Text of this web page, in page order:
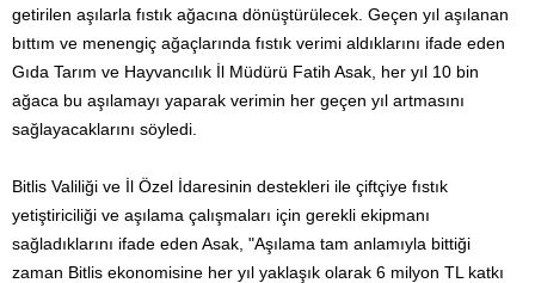
getirilen aşılarla fıstık ağacına dönüştürülecek. Geçen yıl aşılanan
bıttım ve menengiç ağaçlarında fıstık verimi aldıklarını ifade eden
Gıda Tarım ve Hayvancılık İl Müdürü Fatih Asak, her yıl 10 bin
ağaca bu aşılamayı yaparak verimin her geçen yıl artmasını
sağlayacaklarını söyledi.
Bitlis Valiliği ve İl Özel İdaresinin destekleri ile çiftçiye fıstık
yetiştiriciliği ve aşılama çalışmaları için gerekli ekipmanı
sağladıklarını ifade eden Asak, "Aşılama tam anlamıyla bittiği
zaman Bitlis ekonomisine her yıl yaklaşık olarak 6 milyon TL katkı